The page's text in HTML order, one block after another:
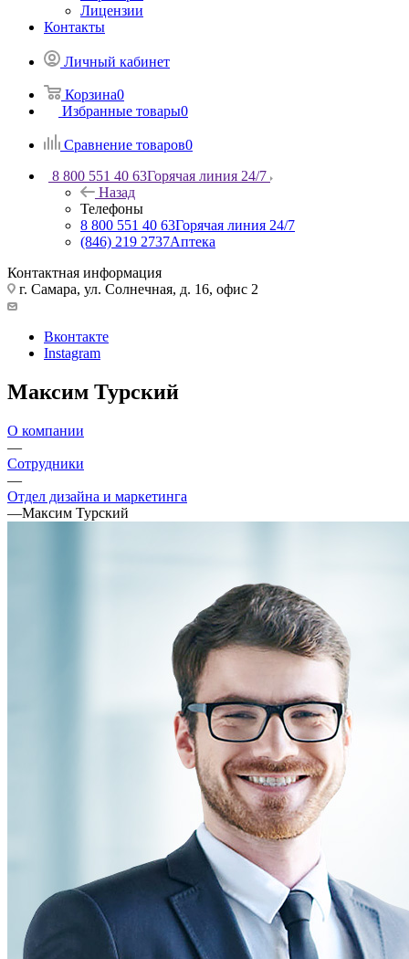
Лицензии
Контакты
Личный кабинет
Корзина0
Избранные товары0
Сравнение товаров0
8 800 551 40 63Горячая линия 24/7
Назад
Телефоны
8 800 551 40 63Горячая линия 24/7
(846) 219 2737Аптека
Контактная информация
г. Самара, ул. Солнечная, д. 16, офис 2
Вконтакте
Instagram
Максим Турский
О компании
—
Сотрудники
—
Отдел дизайна и маркетинга
—Максим Турский